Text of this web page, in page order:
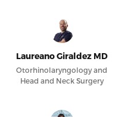
Laureano Giraldez MD
Otorhinolaryngology and
Head and Neck Surgery